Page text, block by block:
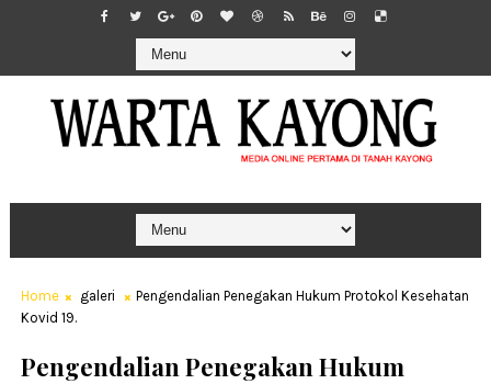
Home galeri
Pengendalian Penegakan Hukum Protokol Kesehatan
Kovid 19.
Pengendalian Penegakan Hukum